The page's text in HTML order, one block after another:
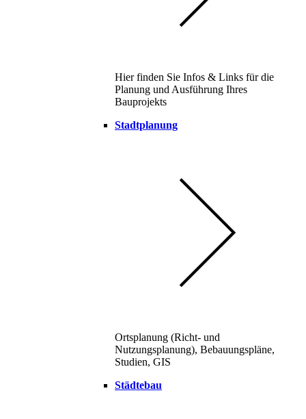
Hier finden Sie Infos & Links für die
Planung und Ausführung Ihres
Bauprojekts
Stadtplanung
Ortsplanung (Richt- und
Nutzungsplanung), Bebauungspläne,
Studien, GIS
Städtebau